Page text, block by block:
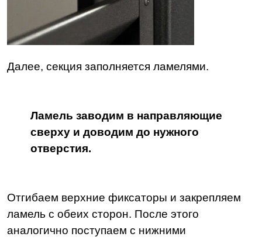
Далее, секция заполняется ламелями.
Ламель заводим в направляющие
сверху и доводим до нужного
отверстия.
Отгибаем верхние фиксаторы и закрепляем
ламель с обеих сторон. После этого
аналогично поступаем с нижними